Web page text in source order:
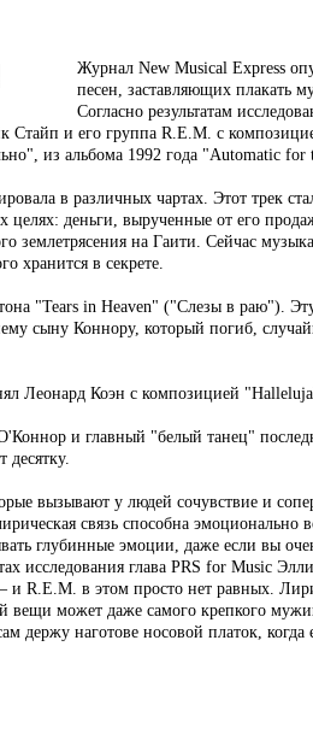
Журнал New Musical Express
песен, заставляющих плакать
Согласно результатам
и его группа R.E.M. с
из альбома 1992 года "Automatic for
в различных чартах. Этот трек
целях: деньги, вырученные от его
землетрясения на Гаити. Сейчас
хранится в секрете.
"Tears in Heaven" ("Слезы в раю").
сыну Коннору, который погиб,
Леонард Коэн с композицией
и главный "белый танец"
десятку.
вызывают у людей сочувствие и
связь способна эмоционально
глубинные эмоции, даже если вы
исследования глава PRS for Music
и R.E.M. в этом просто нет равных.
может даже самого крепкого
держу наготове носовой платок,